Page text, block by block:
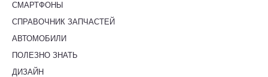
СМАРТФОНЫ
СПРАВОЧНИК ЗАПЧАСТЕЙ
АВТОМОБИЛИ
ПОЛЕЗНО ЗНАТЬ
ДИЗАЙН